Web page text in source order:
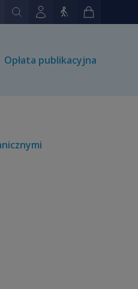
Opłata publikacyjna